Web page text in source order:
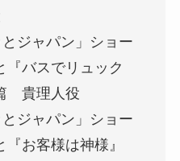
ジャパン」ショー
『バスでリュック
貴理人役
ジャパン」ショー
『お客様は神様』